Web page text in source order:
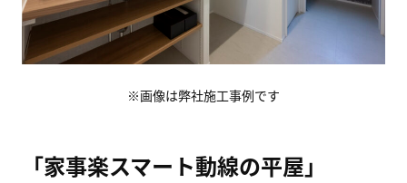
※画像は弊社施工事例です
「家事楽スマート動線の平屋」